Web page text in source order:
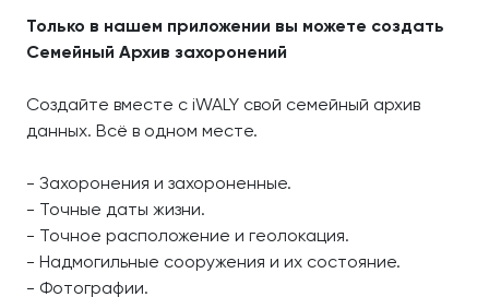
Только в нашем приложении вы можете создать
Семейный Архив захоронений
Создайте вместе с iWALY свой семейный архив
данных. Всё в одном месте.
- Захоронения и захороненные.
- Точные даты жизни.
- Точное расположение и геолокация.
- Надмогильные сооружения и их состояние.
- Фотографии.